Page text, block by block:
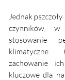
Jednak
czynników,
stosowanie
zachowanie
kluczowe dla